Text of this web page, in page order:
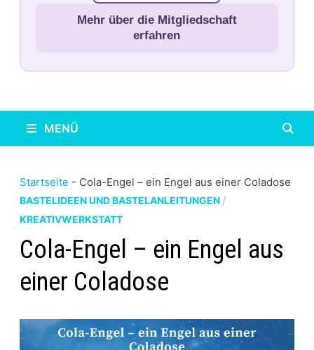
Mehr über die Mitgliedschaft
erfahren
MENÜ
Startseite - Cola-Engel – ein Engel aus einer Coladose
BASTELIDEEN UND BASTELANLEITUNGEN/
KREATIVWERKSTATT
Cola-Engel – ein Engel aus
einer Coladose